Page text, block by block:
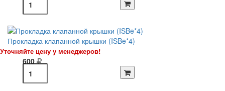
Прокладка клапанной крышки (ISBe*4)
Уточняйте цену у менеджеров!
600